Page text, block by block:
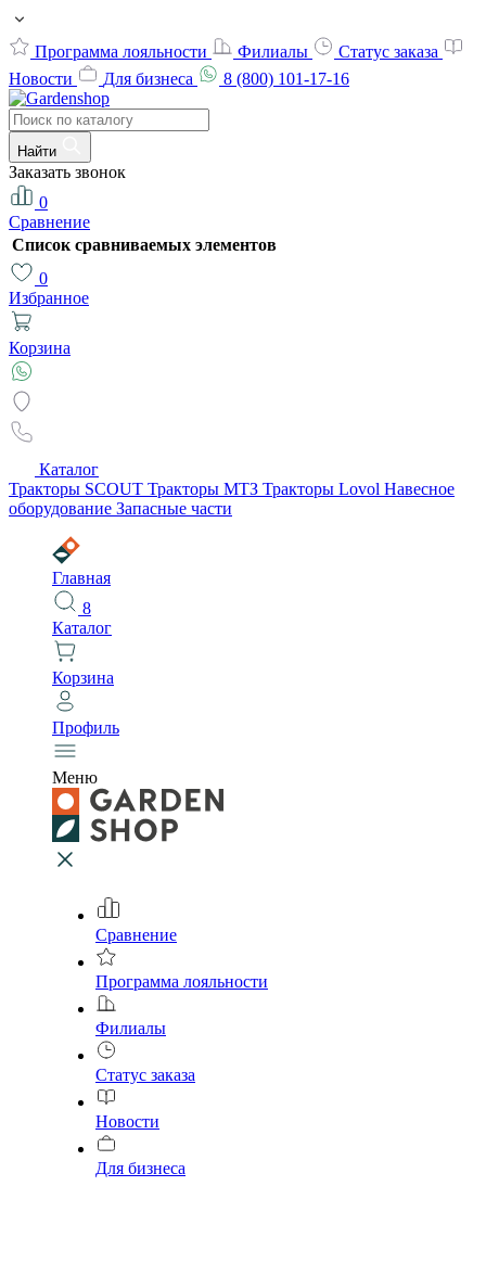
Программа лояльности Филиалы
Статус заказа
Новости
Для бизнеса 8 (800) 101-17-16
Найти
Заказать звонок
0
Сравнение
Список сравниваемых элементов
0
Избранное
Корзина
Каталог
Тракторы SCOUT Тракторы МТЗ Тракторы Lovol Навесное
оборудование Запасные части
Главная
8
Каталог
Корзина
Профиль
Меню
Сравнение
Программа лояльности
Филиалы
Статус заказа
Новости
Для бизнеса